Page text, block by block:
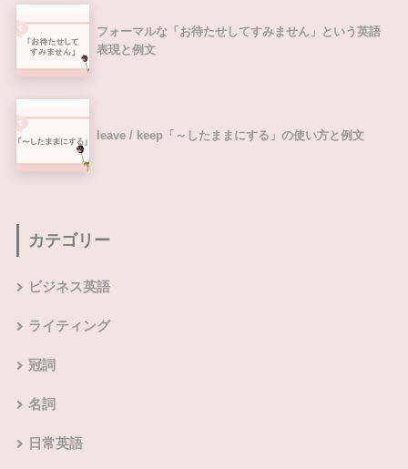
フォーマルな「お待たせしてすみません」という英語
表現と例文
leave / keep「～したままにする」の使い方と例文
カテゴリー
ビジネス英語
ライティング
冠詞
名詞
日常英語